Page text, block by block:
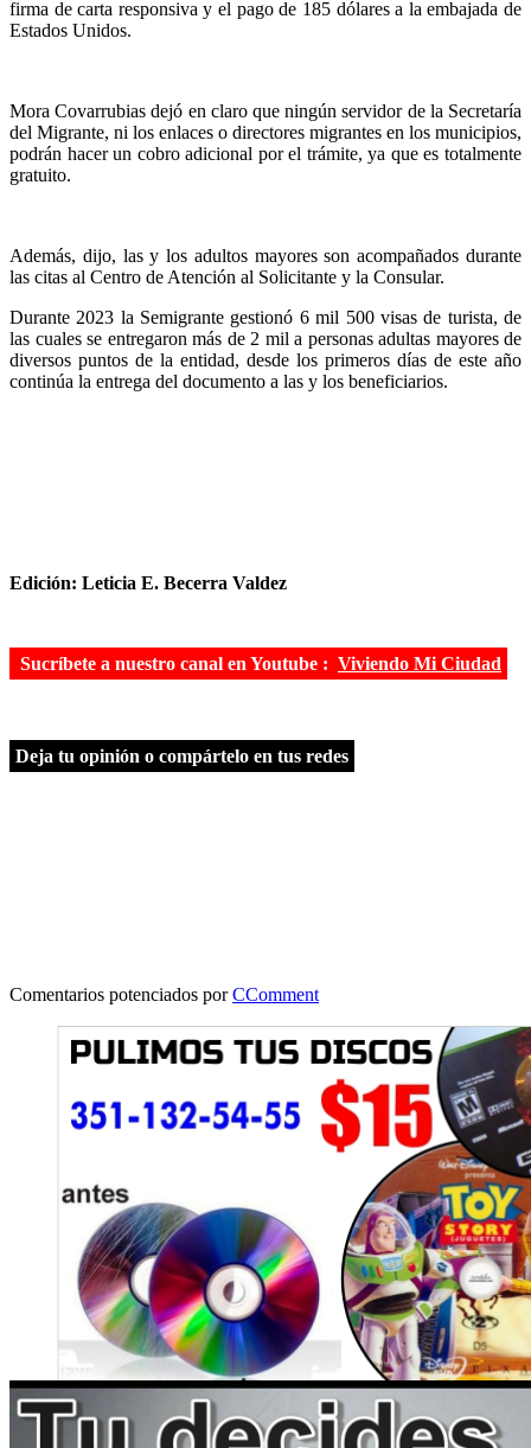
firma de carta responsiva y el pago de 185 dólares a la embajada de
Estados Unidos.
Mora Covarrubias dejó en claro que ningún servidor de la Secretaría
del Migrante, ni los enlaces o directores migrantes en los municipios,
podrán hacer un cobro adicional por el trámite, ya que es totalmente
gratuito.
Además, dijo, las y los adultos mayores son acompañados durante
las citas al Centro de Atención al Solicitante y la Consular.
Durante 2023 la Semigrante gestionó 6 mil 500 visas de turista, de
las cuales se entregaron más de 2 mil a personas adultas mayores de
diversos puntos de la entidad, desde los primeros días de este año
continúa la entrega del documento a las y los beneficiarios.
Edición: Leticia E. Becerra Valdez
Sucríbete a nuestro canal en Youtube : Viviendo Mi Ciudad
Deja tu opinión o compártelo en tus redes
Comentarios potenciados porCComment